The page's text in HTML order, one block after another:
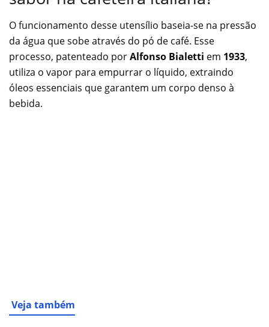
O funcionamento desse utensílio baseia-se na pressão
da água que sobe através do pó de café. Esse
processo, patenteado porAlfonso Bialetti em 1933,
utiliza o vapor para empurrar o líquido, extraindo
óleos essenciais que garantem um corpo denso à
bebida.
Veja também